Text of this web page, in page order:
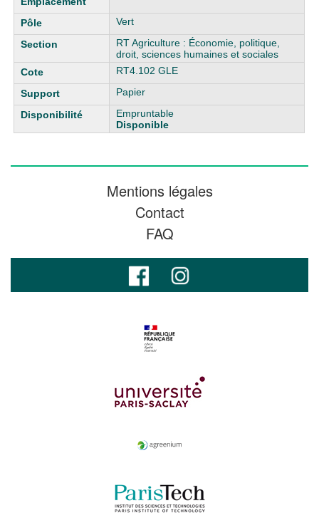
Vert
RT Agriculture : Économie, politique,
droit, sciences humaines et sociales
RT4.102 GLE
Papier
Empruntable
Disponible
Mentions légales
Contact
FAQ